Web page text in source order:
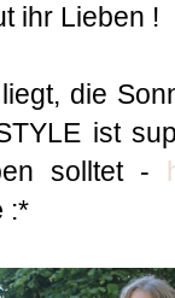
ihr Lieben !
die
ist
solltet -
:*